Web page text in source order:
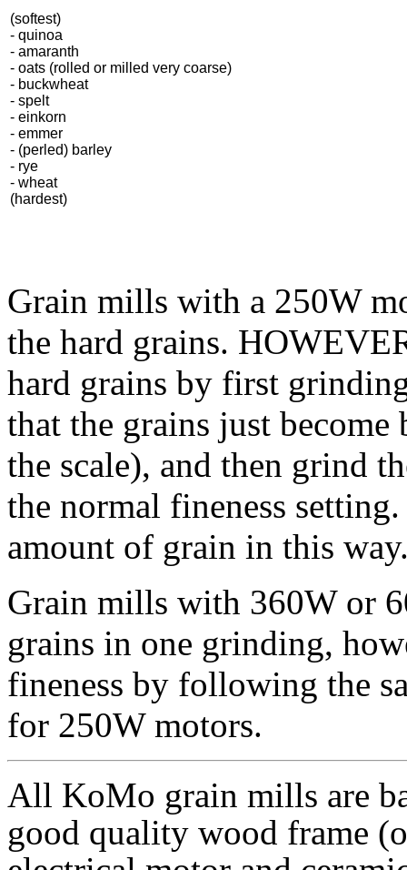
(softest)
- quinoa
- amaranth
- oats (rolled or milled very coarse)
- buckwheat
- spelt
- einkorn
- emmer
- (perled) barley
- rye
- wheat
(hardest)
Grain mills with a 250W
the hard grains.
hard grains by first
that the grains just
the scale), and then grind
the normal fineness
amount of grain in this
Grain mills with 360W or
grains in one grinding,
fineness by following the
for 250W motors.
All KoMo grain mills are
good quality wood frame